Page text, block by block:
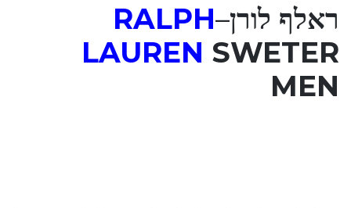
ראלף לורן–
RALPH
LAUREN SWETER
MEN